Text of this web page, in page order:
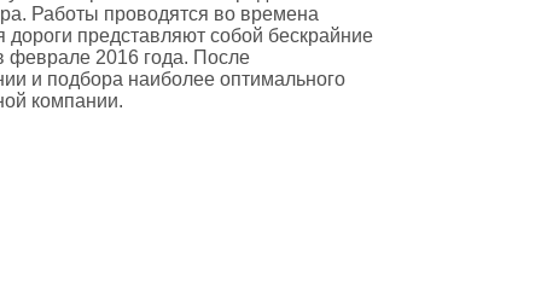
Работы проводятся во времена
дороги представляют собой бескрайние
феврале 2016 года. После
и подбора наиболее оптимального
компании.